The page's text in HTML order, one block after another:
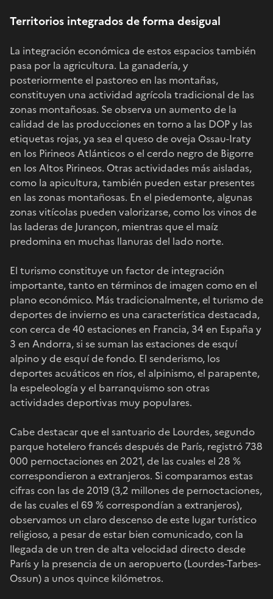
Territorios integrados de forma desigual
La integración económica de estos espacios también
pasa por la agricultura. La ganadería, y
posteriormente el pastoreo en las montañas,
constituyen una actividad agrícola tradicional de las
zonas montañosas. Se observa un aumento de la
calidad de las producciones en torno a las DOP y las
etiquetas rojas, ya sea el queso de oveja Ossau-Iraty
en los Pirineos Atlánticos o el cerdo negro de Bigorre
en los Altos Pirineos. Otras actividades más aisladas,
como la apicultura, también pueden estar presentes
en las zonas montañosas. En el piedemonte, algunas
zonas vitícolas pueden valorizarse, como los vinos de
las laderas de Jurançon, mientras que el maíz
predomina en muchas llanuras del lado norte.
El turismo constituye un factor de integración
importante, tanto en términos de imagen como en el
plano económico. Más tradicionalmente, el turismo de
deportes de invierno es una característica destacada,
con cerca de 40 estaciones en Francia, 34 en España y
3 en Andorra, si se suman las estaciones de esquí
alpino y de esquí de fondo. El senderismo, los
deportes acuáticos en ríos, el alpinismo, el parapente,
la espeleología y el barranquismo son otras
actividades deportivas muy populares.
Cabe destacar que el santuario de Lourdes, segundo
parque hotelero francés después de París, registró 738
000 pernoctaciones en 2021, de las cuales el 28 %
correspondieron a extranjeros. Si comparamos estas
cifras con las de 2019 (3,2 millones de pernoctaciones,
de las cuales el 69 % correspondían a extranjeros),
observamos un claro descenso de este lugar turístico
religioso, a pesar de estar bien comunicado, con la
llegada de un tren de alta velocidad directo desde
París y la presencia de un aeropuerto (Lourdes-Tarbes-
Ossun) a unos quince kilómetros.